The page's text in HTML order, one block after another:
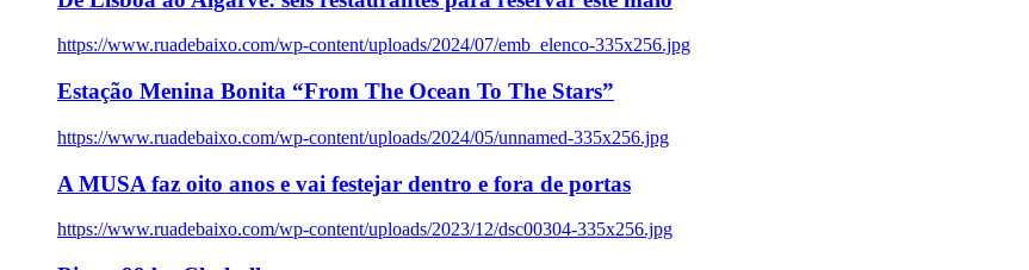
https://www.ruadebaixo.com/wp-content/uploads/2024/07/emb_elenco-335x256.jpg
Estação Menina Bonita “From The Ocean To The Stars”
https://www.ruadebaixo.com/wp-content/uploads/2024/05/unnamed-335x256.jpg
A MUSA faz oito anos e vai festejar dentro e fora de portas
https://www.ruadebaixo.com/wp-content/uploads/2023/12/dsc00304-335x256.jpg